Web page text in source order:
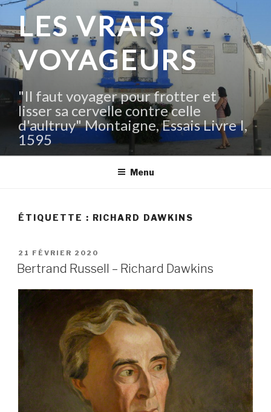
Aller
contenu
principal
LES VRAIS
VOYAGEURS
"Il faut voyager pour frotter et
lisser sa cervelle contre celle
d'aultruy" Montaigne, Essais Livre I,
1595
Menu
ÉTIQUETTE : RICHARD DAWKINS
PUBLIÉ
LE
21 FÉVRIER 2020
Bertrand Russell – Richard Dawkins